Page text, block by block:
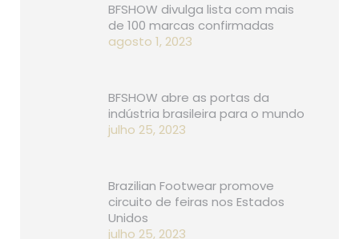
BFSHOW divulga lista com mais
de 100 marcas confirmadas
agosto 1, 2023
BFSHOW abre as portas da
indústria brasileira para o mundo
julho 25, 2023
Brazilian Footwear promove
circuito de feiras nos Estados
Unidos
julho 25, 2023